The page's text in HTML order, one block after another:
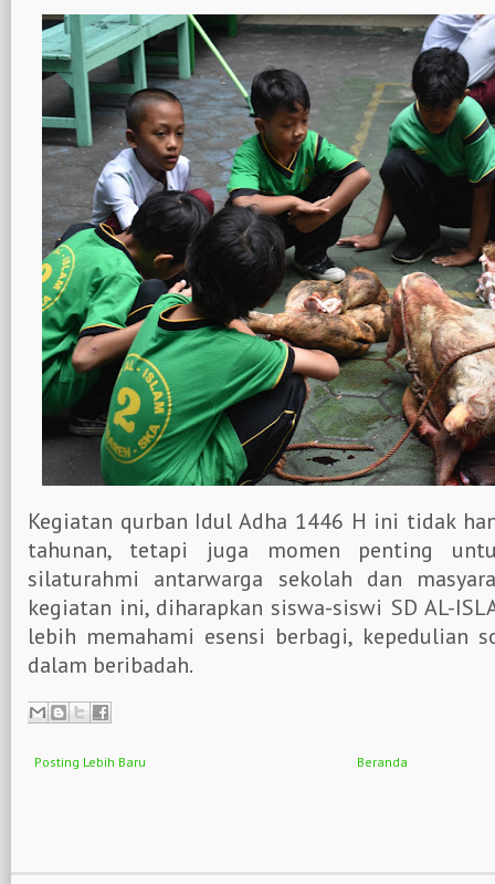
Kegiatan qurban Idul Adha 1446 H ini tidak
tahunan, tetapi juga momen penting
silaturahmi antarwarga sekolah dan
kegiatan ini, diharapkan siswa-siswi SD AL-
lebih memahami esensi berbagi, kepedulian
dalam beribadah.
Posting Lebih Baru Beranda